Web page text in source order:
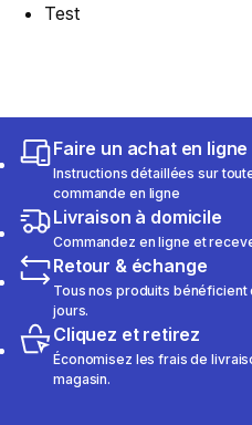
Test
Faire un achat en ligne
Instructions détaillées sur
commande en ligne
Livraison à domicile
Commandez en ligne et
Retour & échange
Tous nos produits
jours.
Cliquez et retirez
Économisez les frais de
magasin.